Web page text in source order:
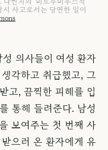
사고로서는 당연한 일이
의사들이 여성 환자
각하고 취급했고, 그
고, 끔찍한 피해를 입
통해 들려준다. 남성
보여주는 첫 번째 사
으러 온 환자에게 유